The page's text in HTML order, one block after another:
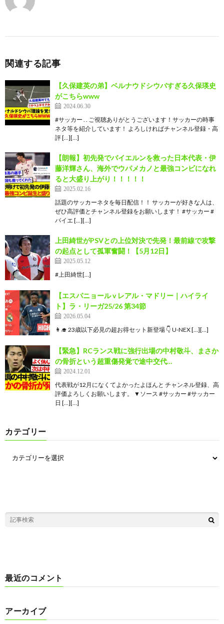
関連する記事
【久保建英の弟】ベルナウドシウバすぎる久保瑛史
がこちらwww
2024.06.30
#サッカー . . ご視聴ありがとうございます！サッカーの時事
ネタ等を紹介しています！ よろしければチャンネル登録・高
評 […][…]
【朗報】初先発でバイエルンを救った日本代表・伊
藤洋輝さん、海外でウパメカノと最強コンビになれ
ると大盛り上がり！！！！！
2025.02.16
話題のサッカーネタを毎日配信！！ サッカーが好きな人は、
ぜひ高評価とチャンネル登録をお願いします！ #サッカー #
バイエ […][…]
上田綺世がPSVとの上位対決で先発！最前線で攻撃
の起点として孤軍奮闘！【5月12日】
2025.05.12
#上田綺世[…]
【エスパニョール v レアル・マドリー｜ハイライ
ト】ラ・リーガ25/26 第34節
2026.05.04
👩‍🎓 23歳以下必見の超お得セット新登場 👇 U-NEX […][…]
【緊急】RCランス戦に強行出場の中村敬斗、まさか
の骨折という超重傷発覚で途中交代…
2024.12.01
代表戦が12月になくてよかったよほんと チャンネル登録、高
評価よろしくお願いします。 ▼ソース #サッカー #サッカー
日 […][…]
カテゴリー
最近のコメント
アーカイブ